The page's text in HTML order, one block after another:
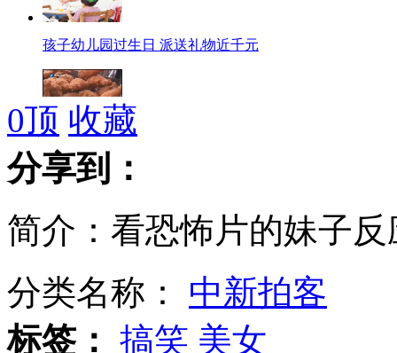
孩子幼儿园过生日 派送礼物近千元
12岁女童每天吃鸡排导致尿毒症
蔡卓妍自曝40岁前结婚
罗志祥不急于恋爱 怕妈妈和女友争风吃醋
0顶 收藏
分享到：
简介：看恐怖片的妹子
分类名称： 中新拍客
标签： 搞笑 美女